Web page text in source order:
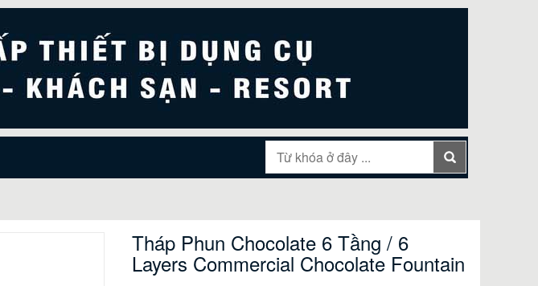
Tháp Phun Chocolate 6 Tầng / 6
Layers Commercial Chocolate Fountain